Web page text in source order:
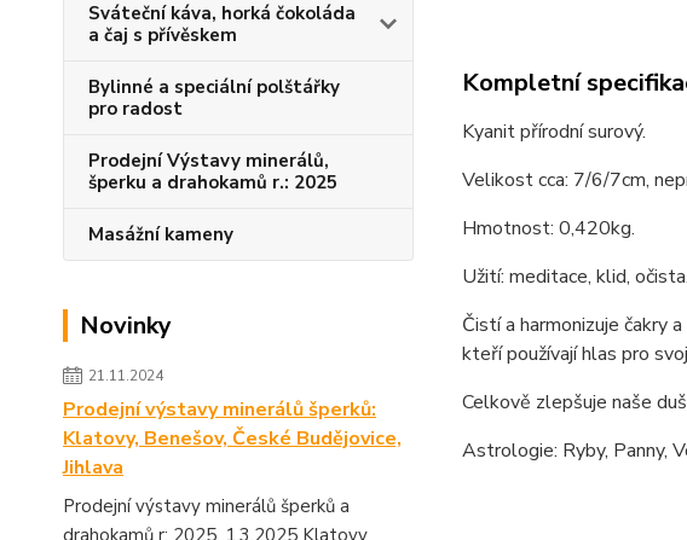
Sváteční káva, horká čokoláda
a čaj s přívěskem
Bylinné a speciální polštářky
pro radost
Prodejní Výstavy minerálů,
šperku a drahokamů r.: 2025
Masážní kameny
Novinky
21.11.2024
Prodejní výstavy minerálů šperků:
Klatovy, Benešov, České Budějovice,
Jihlava
Prodejní výstavy minerálů šperků a
drahokamů r: 2025. 1.3.2025 Klatovy
Kompletní
Kyanit přírodní surový.
Velikost cca: 7/6/7cm,
Hmotnost: 0,420kg.
Užití: meditace, klid, očista.
Čistí a harmonizuje čakry
kteří používají hlas pro
Celkově zlepšuje naše
Astrologie: Ryby, Panny,